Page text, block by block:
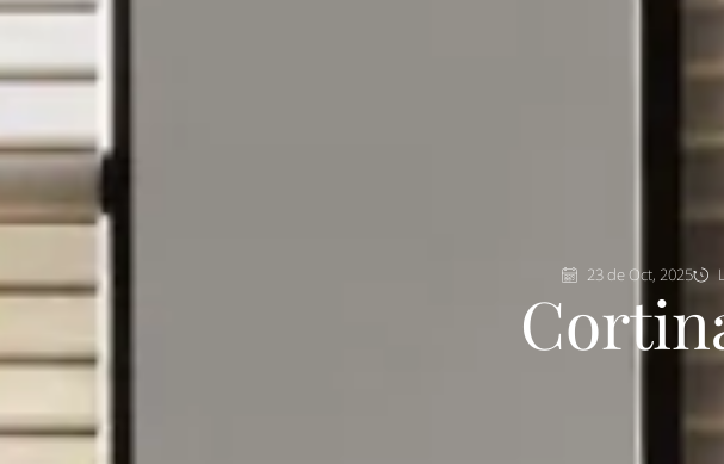
23 de Oct, 2025